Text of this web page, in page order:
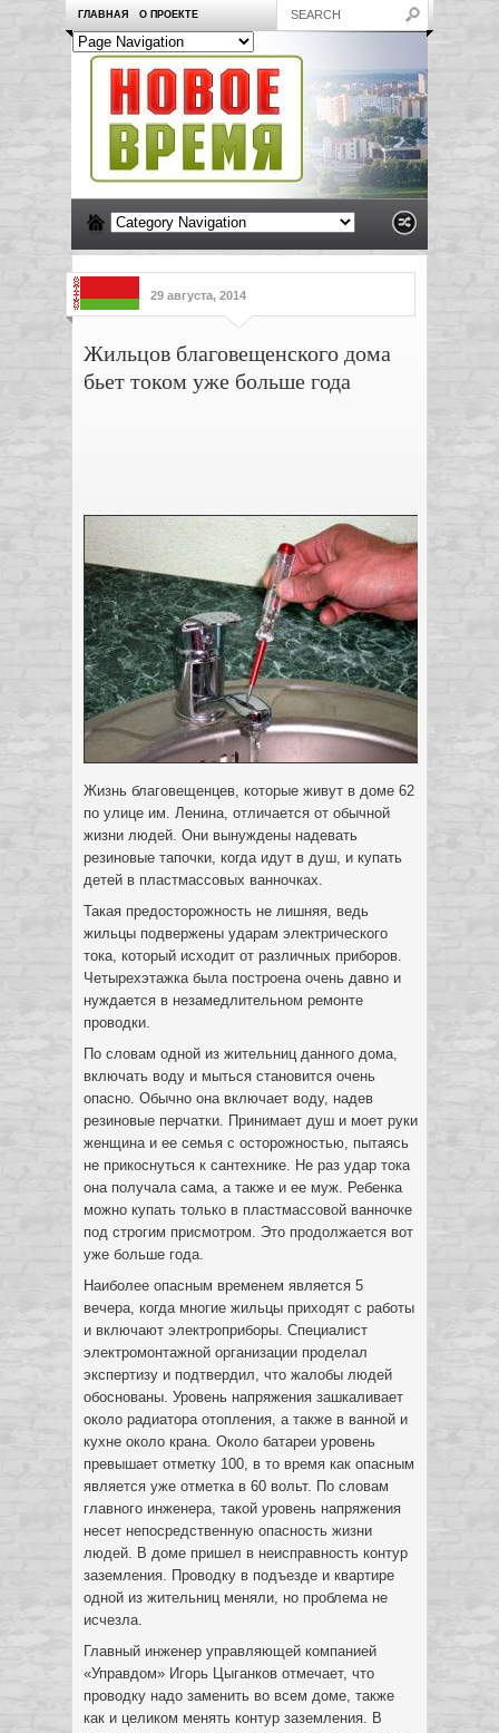
ГЛАВНАЯ О ПРОЕКТЕ
29 августа, 2014
Жильцов благовещенского дома
бьет током уже больше года
Жизнь благовещенцев, которые живут в доме 62
по улице им. Ленина, отличается от обычной
жизни людей. Они вынуждены надевать
резиновые тапочки, когда идут в душ, и купать
детей в пластмассовых ванночках.
Такая предосторожность не лишняя, ведь
жильцы подвержены ударам электрического
тока, который исходит от различных приборов.
Четырехэтажка была построена очень давно и
нуждается в незамедлительном ремонте
проводки.
По словам одной из жительниц данного дома,
включать воду и мыться становится очень
опасно. Обычно она включает воду, надев
резиновые перчатки. Принимает душ и моет руки
женщина и ее семья с осторожностью, пытаясь
не прикоснуться к сантехнике. Не раз удар тока
она получала сама, а также и ее муж. Ребенка
можно купать только в пластмассовой ванночке
под строгим присмотром. Это продолжается вот
уже больше года.
Наиболее опасным временем является 5
вечера, когда многие жильцы приходят с работы
и включают электроприборы. Специалист
электромонтажной организации проделал
экспертизу и подтвердил, что жалобы людей
обоснованы. Уровень напряжения зашкаливает
около радиатора отопления, а также в ванной и
кухне около крана. Около батареи уровень
превышает отметку 100, в то время как опасным
является уже отметка в 60 вольт. По словам
главного инженера, такой уровень напряжения
несет непосредственную опасность жизни
людей. В доме пришел в неисправность контур
заземления. Проводку в подъезде и квартире
одной из жительниц меняли, но проблема не
исчезла.
Главный инженер управляющей компанией
«Управдом» Игорь Цыганков отмечает, что
проводку надо заменить во всем доме, также
как и целиком менять контур заземления. В